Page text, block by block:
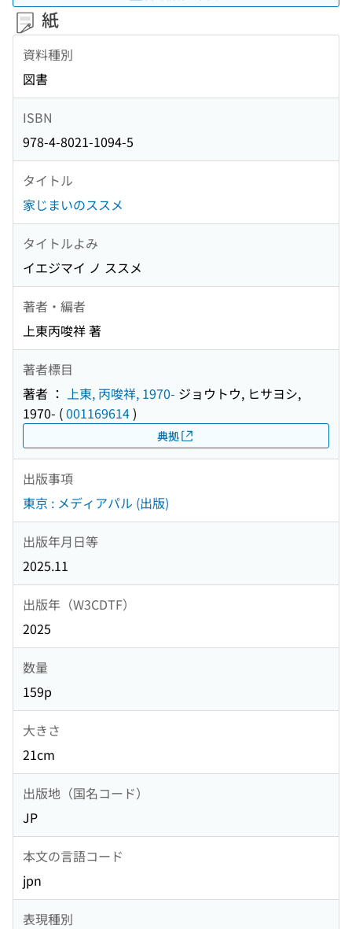
紙
資料種別
図書
ISBN
978-4-8021-1094-5
タイトル
家じまいのススメ
タイトルよみ
イエジマイ ノ ススメ
著者・編者
上東丙唆祥 著
著者標目
著者 ： 上東, 丙唆祥, 1970- ジョウトウ, ヒサヨシ,
1970- (001169614)
典拠
出版事項
東京 : メディアパル (出版)
出版年月日等
2025.11
出版年（W3CDTF）
2025
数量
159p
大きさ
21cm
出版地（国名コード）
JP
本文の言語コード
jpn
表現種別